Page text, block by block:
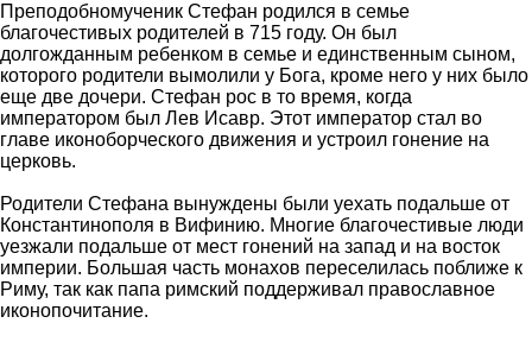
Преподобномученик Стефан родился в семье
благочестивых родителей в 715 году. Он был
долгожданным ребенком в семье и единственным сыном,
которого родители вымолили у Бога, кроме него у них было
еще две дочери. Стефан рос в то время, когда
императором был Лев Исавр. Этот император стал во
главе иконоборческого движения и устроил гонение на
церковь.
Родители Стефана вынуждены были уехать подальше от
Константинополя в Вифинию. Многие благочестивые люди
уезжали подальше от мест гонений на запад и на восток
империи. Большая часть монахов переселилась поближе к
Риму, так как папа римский поддерживал православное
иконопочитание.